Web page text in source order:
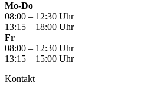
Mo-Do
08:00 – 12:30 Uhr
13:15 – 18:00 Uhr
Fr
08:00 – 12:30 Uhr
13:15 – 15:00 Uhr
Kontakt